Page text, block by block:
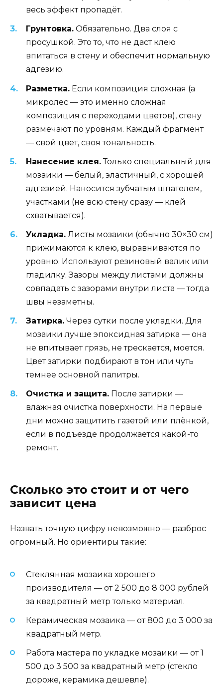
весь эффект пропадёт.
Грунтовка. Обязательно. Два слоя с
просушкой. Это то, что не даст клею
впитаться в стену и обеспечит нормальную
адгезию.
Разметка. Если композиция сложная (а
микролес — это именно сложная
композиция с переходами цветов), стену
размечают по уровням. Каждый фрагмент
— свой цвет, своя тональность.
Нанесение клея.Только специальный для
мозаики — белый, эластичный, с хорошей
адгезией. Наносится зубчатым шпателем,
участками (не всю стену сразу — клей
схватывается).
Укладка. Листы мозаики (обычно 30×30 см)
прижимаются к клею, выравниваются по
уровню. Используют резиновый валик или
гладилку. Зазоры между листами должны
совпадать с зазорами внутри листа — тогда
швы незаметны.
Затирка. Через сутки после укладки. Для
мозаики лучше эпоксидная затирка — она
не впитывает грязь, не трескается, моется.
Цвет затирки подбирают в тон или чуть
темнее основной палитры.
Очистка и защита. После затирки —
влажная очистка поверхности. На первые
дни можно защитить газетой или плёнкой,
если в подъезде продолжается какой-то
ремонт.
Сколько это стоит и от чего
зависит цена
Назвать точную цифру невозможно — разброс
огромный. Но ориентиры такие:
Стеклянная мозаика хорошего
производителя — от 2 500 до 8 000 рублей
за квадратный метр только материал.
Керамическая мозаика — от 800 до 3 000 за
квадратный метр.
Работа мастера по укладке мозаики — от 1
500 до 3 500 за квадратный метр (стекло
дороже, керамика дешевле).